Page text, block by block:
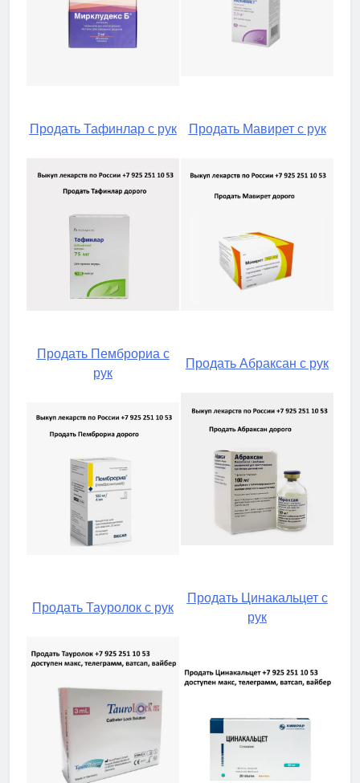
Продать Тафинлар с рук Продать Мавирет с рук
Продать Пемброриа с
рук
Продать Абраксан с рук
Продать Тауролок с рук
Продать Цинакальцет с
рук